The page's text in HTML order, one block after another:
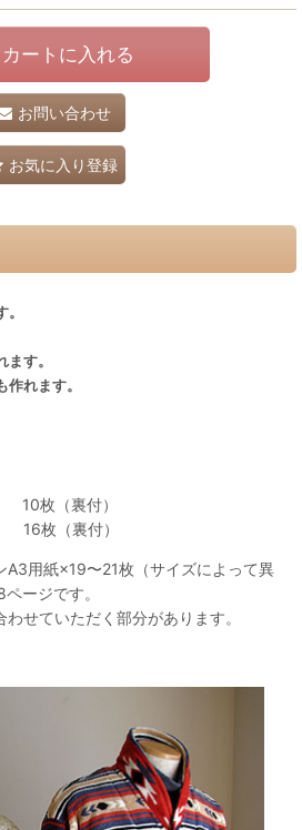
カートに入れる
お問い合わせ
お気に入り登録
す。
れます。
10枚（裏付）
16枚（裏付）
A3用紙×19〜21枚（サイズによって異
ージです。
せていただく部分があります。